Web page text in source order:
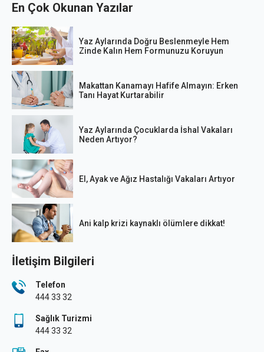
En Çok Okunan Yazılar
Yaz Aylarında Doğru Beslenmeyle Hem
Zinde Kalın Hem Formunuzu Koruyun
Makattan Kanamayı Hafife Almayın: Erken
Tanı Hayat Kurtarabilir
Yaz Aylarında Çocuklarda İshal Vakaları
Neden Artıyor?
El, Ayak ve Ağız Hastalığı Vakaları Artıyor
Ani kalp krizi kaynaklı ölümlere dikkat!
İletişim Bilgileri
Telefon
444 33 32
Sağlık Turizmi
444 33 32